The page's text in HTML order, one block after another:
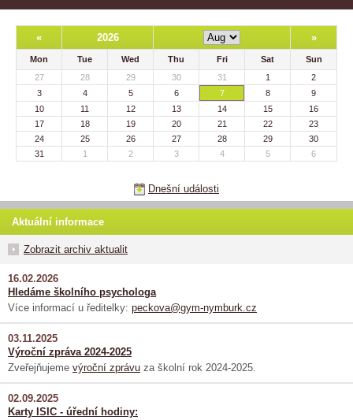
« 2026 »
Mon Tue Wed Thu Fri Sat
Sun
27
28 29 30 31 1
2
3
4 5 6 7 8
9
10
11 12 13 14 15
16
17
18 19 20 21 22
23
24
25 26 27 28 29
30
31
1 2 3 4 5 6
Dnešní události
Aktuální informace
Zobrazit archiv aktualit
16.02.2026
Hledáme školního psychologa
Více informací u ředitelky: peckova@gym-nymburk.cz
03.11.2025
Výroční zpráva 2024-2025
Zveřejňujeme výroční zprávu za školní rok 2024-2025.
02.09.2025
Karty ISIC - úřední hodiny: